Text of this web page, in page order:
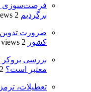
برگردیم 2 views
ضرورت تدوین
کشور 2 views
بررسی بروکر
معتبر است؟ 2 views
تعطیلات،